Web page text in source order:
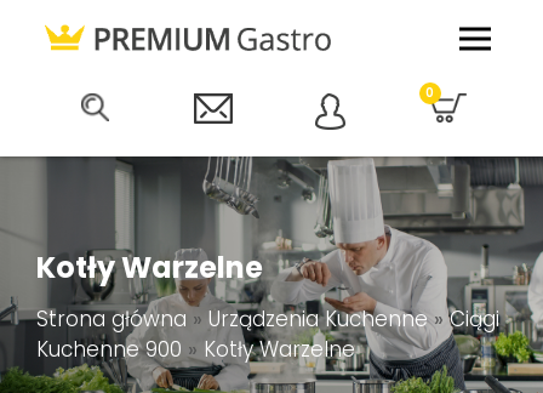
0
Kotły Warzelne
Strona główna » Urządzenia Kuchenne»Ciągi
Kuchenne 900 » Kotły Warzelne